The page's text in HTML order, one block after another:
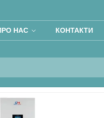
НАС КОНТАКТИ